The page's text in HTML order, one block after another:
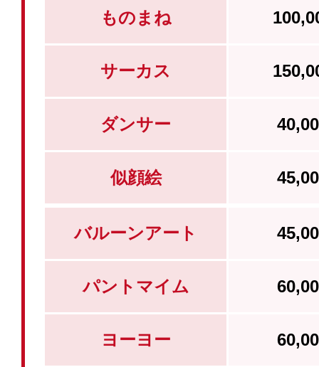
ものまね
サーカス
ダンサー
似顔絵
バルーンアート
パントマイム
ヨーヨー